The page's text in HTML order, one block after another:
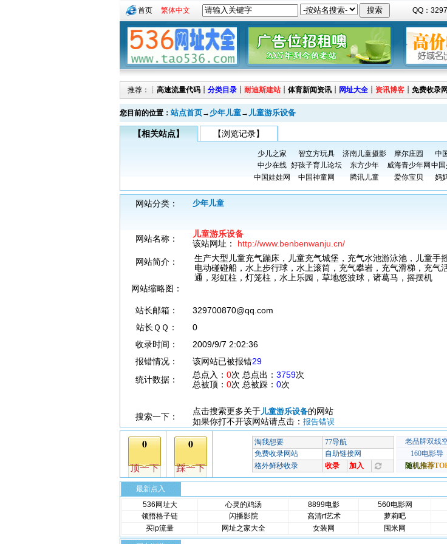
首页 繁体中文 QQ：
推荐：┊ 高速流量代码 ┊ 分类目录 ┊ 耐迪斯建站 ┊ 体育新闻资讯 ┊ 网址大全 ┊ 资讯博客 ┊ 免费收录
您目前的位置： 站点首页→少年儿童→ 儿童游乐设备
【相关站点】 【浏览记录】
少儿之家 智立方玩具 济南儿童摄影 摩尔庄园 中
中少在线 好孩子育儿论坛 东方少年 威海青少年网 中
中国娃娃网
中国神童网 腾讯儿童 爱你宝贝 妈
网站分类： 少年儿童
网站名称：
儿童游乐设备
该站网址： http://www.benbenwanju.cn/
网站简介：
生产大型儿童充气蹦床，儿童充气城堡，充气水池游泳池，儿童手
电动碰碰船，水上步行球，水上滚筒，充气攀岩，充气滑梯，充气
通，彩虹柱，灯笼柱，水上乐园，草地悠波球，诸葛马，摇摆机
网站缩略图：
站长邮箱：
329700870@qq.com
站长ＱＱ：
0
收录时间：
2009/9/7 2:02:36
报错情况：
该网站已被报错29
统计数据：
总点入： 0次 总点出： 3759次
总被顶： 0次 总被踩： 0次
搜索一下：
点击搜索更多关于儿童游乐设备的网站
如果你打不开该网站请点击： 报告错误
最新点入
536网址大
心灵的鸡汤 8899电影 560电影网
领悟格子链
闪播影院 高清rt艺术 萝莉吧
买ip流量
网址之家大全 女装网 囤米网